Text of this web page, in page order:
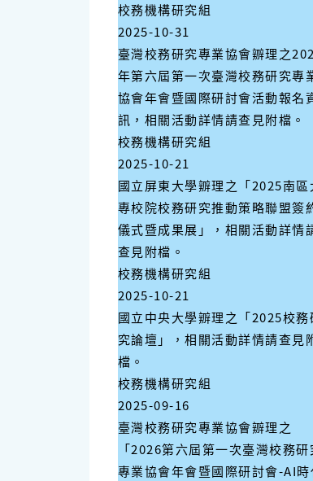
校務機構研究組
2025-10-31
臺灣校務研究專業協會辧理之
年第六屆第一次臺灣校務研究專
協會年會暨國際研討會活動報名
訊，相關活動詳情請查見附檔。
校務機構研究組
2025-10-21
國立屏東大學辧理之「2025南區
專校院校務研究推動策略聯盟簽
儀式暨成果展」，相關活動詳情
查見附檔。
校務機構研究組
2025-10-21
國立中央大學辧理之「2025校務
究論壇」，相關活動詳情請查見
檔。
校務機構研究組
2025-09-16
臺灣校務研究專業協會辧理之
「2026第六屆第一次臺灣校務研
專業協會年會暨國際研討會-AI時